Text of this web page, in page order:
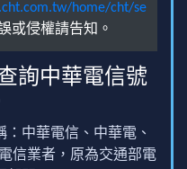
home/cht/se
或侵權請告知。
詢中華電信號
中華電信、中華電、
信業者，原為交通部電